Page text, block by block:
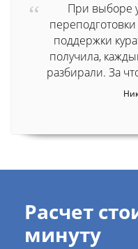
При выборе
поддержки
получила,
разбирали. За
Расчет
минуту